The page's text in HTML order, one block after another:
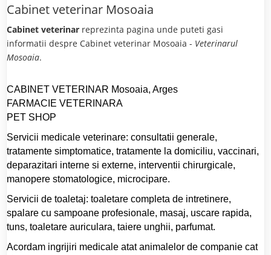
Cabinet veterinar Mosoaia
Cabinet veterinar reprezinta pagina unde puteti gasi
informatii despre Cabinet veterinar Mosoaia - Veterinarul
Mosoaia.
CABINET VETERINAR Mosoaia, Arges
FARMACIE VETERINARA
PET SHOP
Servicii medicale veterinare: consultatii generale,
tratamente simptomatice, tratamente la domiciliu, vaccinari,
deparazitari interne si externe, interventii chirurgicale,
manopere stomatologice, microcipare.
Servicii de toaletaj: toaletare completa de intretinere,
spalare cu sampoane profesionale, masaj, uscare rapida,
tuns, toaletare auriculara, taiere unghii, parfumat.
Acordam ingrijiri medicale atat animalelor de companie cat